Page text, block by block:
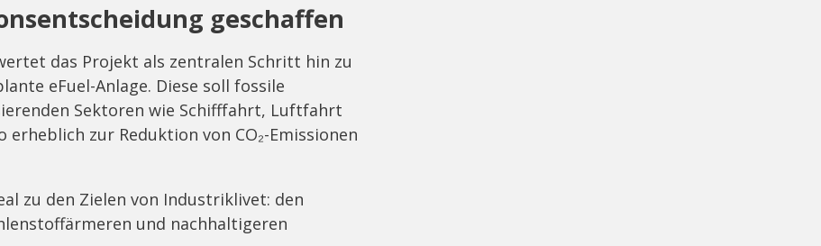
geschaffen
das Projekt als zentralen Schritt hin zu
eFuel-Anlage. Diese soll fossile
Sektoren wie Schifffahrt, Luftfahrt
zur Reduktion von CO₂-Emissionen
zu den Zielen von Industriklivet: den
und nachhaltigeren